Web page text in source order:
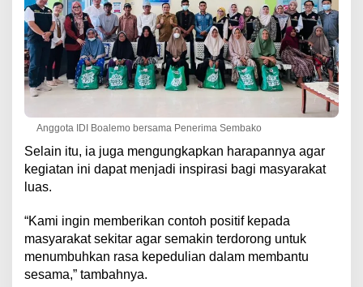
Anggota IDI Boalemo bersama Penerima Sembako
Selain itu, ia juga mengungkapkan harapannya agar
kegiatan ini dapat menjadi inspirasi bagi masyarakat
luas.
“Kami ingin memberikan contoh positif kepada
masyarakat sekitar agar semakin terdorong untuk
menumbuhkan rasa kepedulian dalam membantu
sesama,” tambahnya.